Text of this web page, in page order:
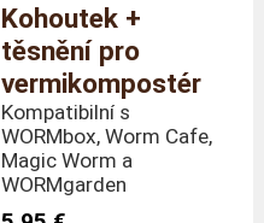
Kohoutek +
těsnění pro
vermikompostér
Kompatibilní s
WORMbox, Worm Cafe,
Magic Worm a
WORMgarden